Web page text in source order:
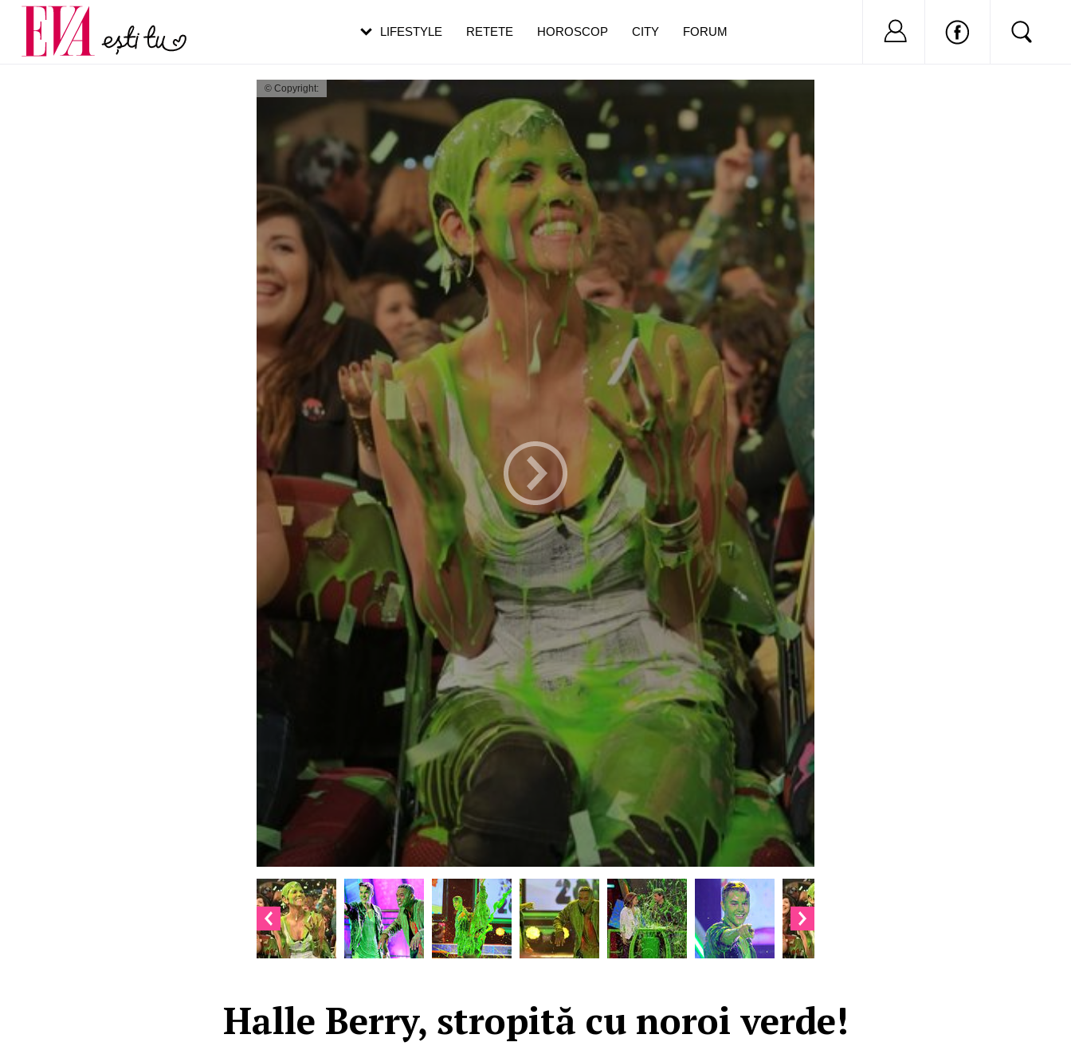
© Copyright:
Halle Berry, stropită cu noroi verde!
LIFESTYLE RETETE HOROSCOP CITY FORUM Nu ai cont?
Carieră
Actualitate
pe măsură ce înaintezi în vârstă
de dureroasă este investigația